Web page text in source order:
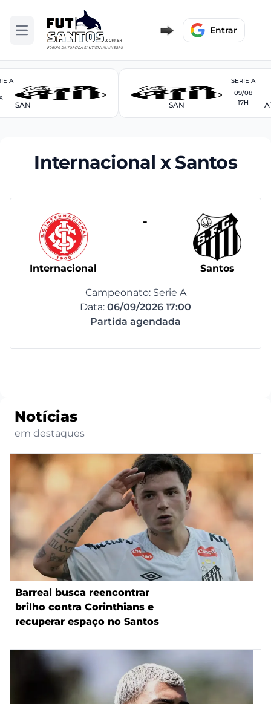
Abrir menu Entrar
A
SAN
SERIE A
SAN
09/08
17H
Internacional x Santos
Internacional
-
Santos
Campeonato: Serie A
Data: 06/09/2026 17:00
Partida agendada
Notícias
em destaques
Barreal busca reencontrar
brilho contra Corinthians e
recuperar espaço no Santos